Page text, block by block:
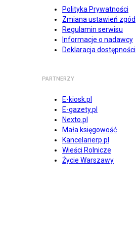
Polityka Prywatności
Zmiana ustawień zgód
Regulamin serwisu
Informacje o nadawcy
Deklaracja dostępności
PARTNERZY
E-kiosk.pl
E-gazety.pl
Nexto.pl
Mała księgowość
Kancelarierp.pl
Wieści Rolnicze
Życie Warszawy